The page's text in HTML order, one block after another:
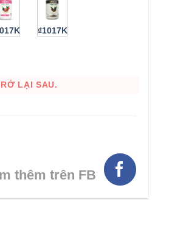
₫1017K
LẠI SAU.
thêm trên FB